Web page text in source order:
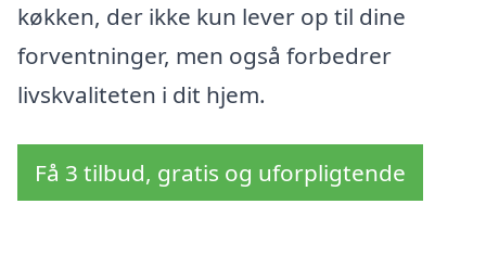
køkken, der ikke kun lever op til dine
forventninger, men også forbedrer
livskvaliteten i dit hjem.
Få 3 tilbud, gratis og uforpligtende